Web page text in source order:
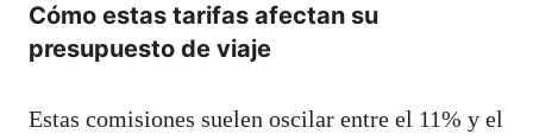
Cómo estas tarifas afectan su
presupuesto de viaje
Estas comisiones suelen oscilar entre el 11% y el